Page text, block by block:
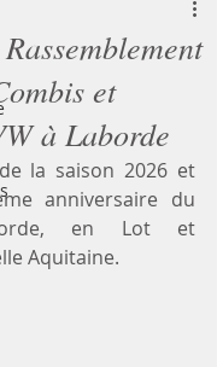
et
à Laborde
la saison 2026 et
anniversaire du
en Lot et
Aquitaine.